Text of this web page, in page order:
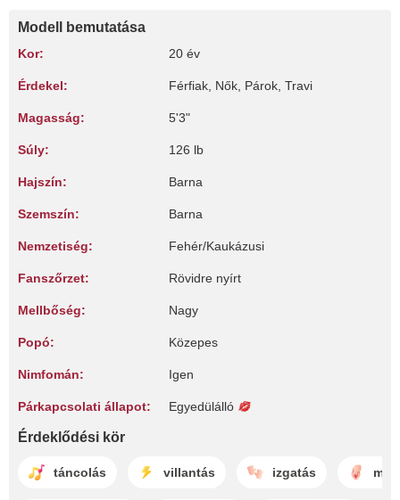
Modell bemutatása
Kor: 20 év
Érdekel: Férfiak, Nők, Párok, Travi
Magasság: 5'3"
Súly: 126 lb
Hajszín: Barna
Szemszín: Barna
Nemzetiség: Fehér/Kaukázusi
Fanszőrzet: Rövidre nyírt
Mellbőség: Nagy
Popó: Közepes
Nimfomán: Igen
Párkapcsolati állapot: Egyedülálló
Érdeklődési kör
táncolás villantás izgatás